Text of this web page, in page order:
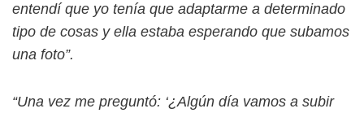
entendí que yo tenía que adaptarme a determinado
tipo de cosas y ella estaba esperando que subamos
una foto”.
“Una vez me preguntó: ‘¿Algún día vamos a subir